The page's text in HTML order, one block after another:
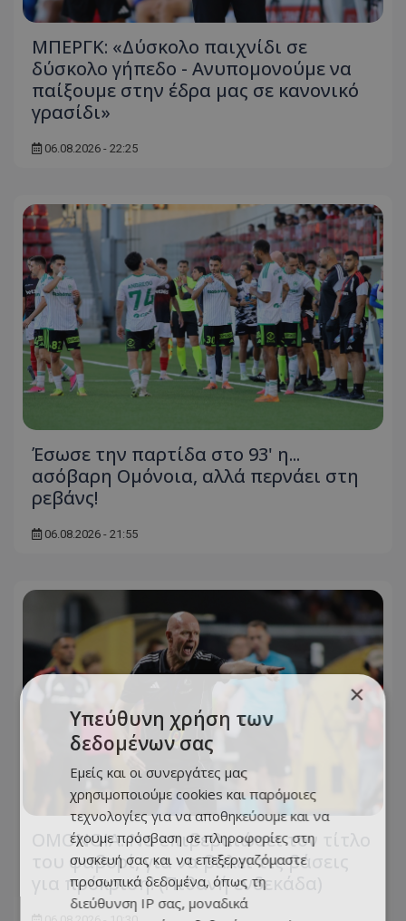
ΜΠΕΡΓΚ: «Δύσκολο παιχνίδι σε
δύσκολο γήπεδο - Ανυπομονούμε να
παίξουμε στην έδρα μας σε κανονικό
γρασίδι»
06.08.2026 - 22:25
Έσωσε την παρτίδα στο 93' η...
ασόβαρη Ομόνοια, αλλά περνάει στη
ρεβάνς!
06.08.2026 - 21:55
ΟΜΟΝΟΙΑ: Να επιβεβαιώσει τον τίτλο
του φαβορί, για να βάλει τις βάσεις
για πρόκριση! (Πιθανή ενδεκάδα)
×
Υπεύθυνη χρήση των
δεδομένων σας
Εμείς και οι συνεργάτες μας
χρησιμοποιούμε cookies και παρόμοιες
τεχνολογίες για να αποθηκεύουμε και να
έχουμε πρόσβαση σε πληροφορίες στη
συσκευή σας και να επεξεργαζόμαστε
προσωπικά δεδομένα, όπως τη
διεύθυνση IP σας, μοναδικά